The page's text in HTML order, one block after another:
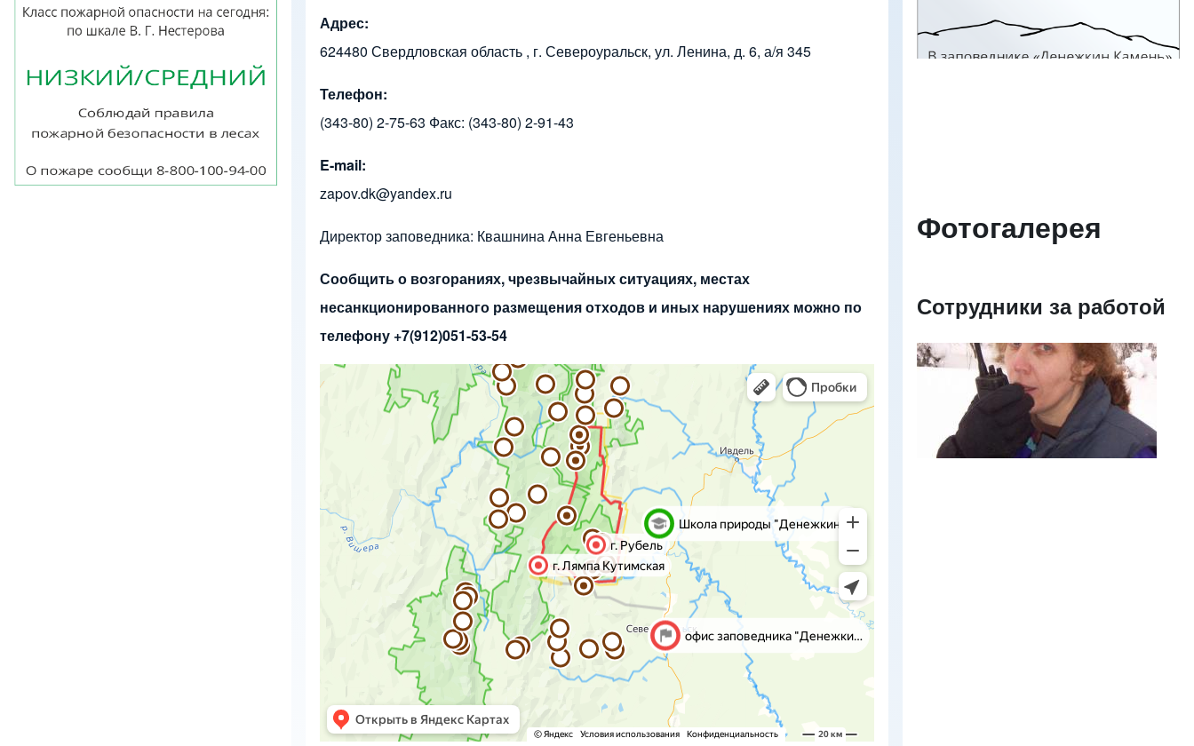
Изображение
Адрес:
624480 Свердловская область , г. Североуральск, ул. Ленина, д. 6, а/я 345
Телефон:
(343-80) 2-75-63 Факс: (343-80) 2-91-43
E-mail:
zapov.dk@yandex.ru
Директор заповедника: Квашнина Анна Евгеньевна
Сообщить о возгораниях, чрезвычайных ситуациях, местах
несанкционированного размещения отходов и иных нарушениях можно по
телефону +7(912)051-53-54
Фотогалерея
Сотрудники за работой